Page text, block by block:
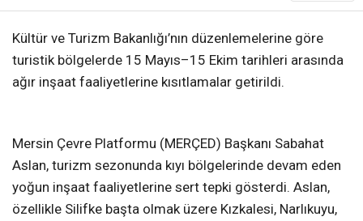
Kültür ve Turizm Bakanlığı’nın düzenlemelerine göre
turistik bölgelerde 15 Mayıs–15 Ekim tarihleri arasında
ağır inşaat faaliyetlerine kısıtlamalar getirildi.
Mersin Çevre Platformu (MERÇED) Başkanı Sabahat
Aslan, turizm sezonunda kıyı bölgelerinde devam eden
yoğun inşaat faaliyetlerine sert tepki gösterdi. Aslan,
özellikle Silifke başta olmak üzere Kızkalesi, Narlıkuyu,